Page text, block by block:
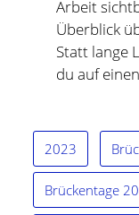
Arbeit
Überblick
Statt lange
du auf
2023
Brückentage